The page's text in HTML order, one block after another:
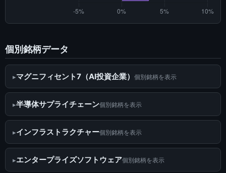
個別銘柄データ
マグニフィセント7（AI投資企業） 個別銘柄を表示
半導体サプライチェーン個別銘柄を表示
インフラストラクチャー個別銘柄を表示
エンタープライズソフトウェア個別銘柄を表示